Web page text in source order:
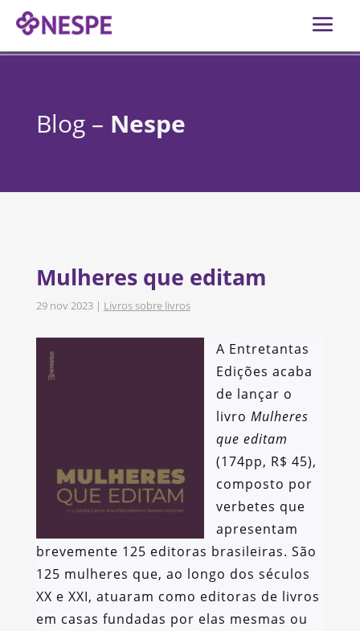
Blog – Nespe
Mulheres que editam
29 nov 2023| Livros sobre livros
A Entretantas
Edições acaba
de lançar o
livro Mulheres
que editam
(174pp, R$ 45),
composto por
verbetes que
apresentam
brevemente 125 editoras brasileiras. São
125 mulheres que, ao longo dos séculos
XX e XXI, atuaram como editoras de livros
em casas fundadas por elas mesmas ou